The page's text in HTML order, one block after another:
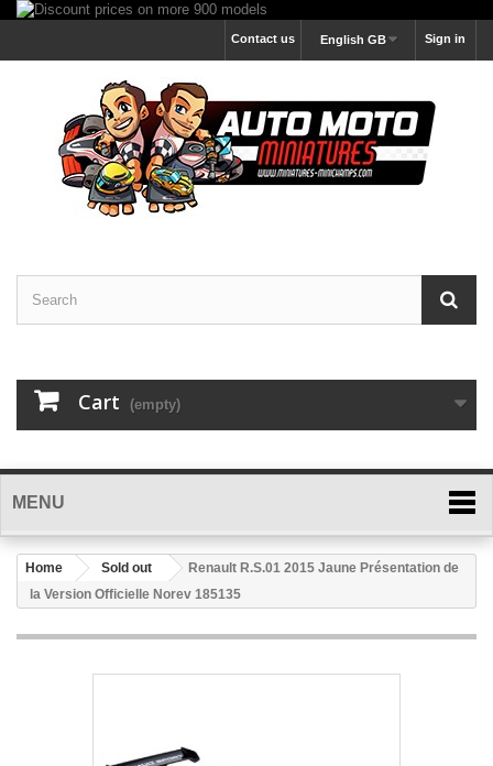
Sign in
English GB
Contact us
Cart (empty)
MENU
Home Sold out
Renault R.S.01 2015 Jaune Présentation de
la Version Officielle Norev 185135